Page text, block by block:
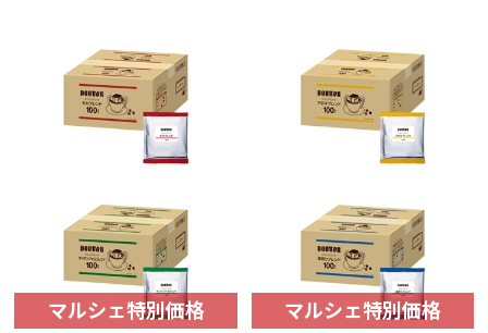
マルシェ特別価格 マルシェ特別価格